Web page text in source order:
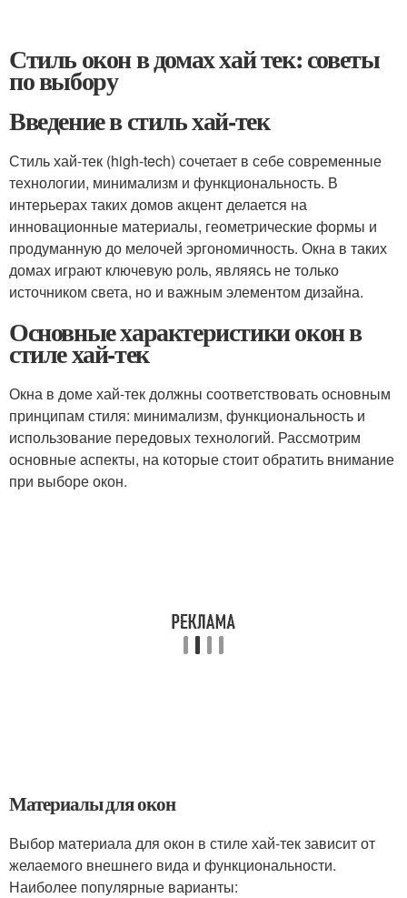
Стиль окон в домах хай тек: советы
по выбору
Введение в стиль хай-тек
Стиль хай-тек (high-tech) сочетает в себе современные
технологии, минимализм и функциональность. В
интерьерах таких домов акцент делается на
инновационные материалы, геометрические формы и
продуманную до мелочей эргономичность. Окна в таких
домах играют ключевую роль, являясь не только
источником света, но и важным элементом дизайна.
Основные характеристики окон в
стиле хай-тек
Окна в доме хай-тек должны соответствовать основным
принципам стиля: минимализм, функциональность и
использование передовых технологий. Рассмотрим
основные аспекты, на которые стоит обратить внимание
при выборе окон.
Материалы для окон
Выбор материала для окон в стиле хай-тек зависит от
желаемого внешнего вида и функциональности.
Наиболее популярные варианты: